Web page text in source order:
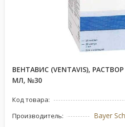
ВЕНТАВИС (VENTAVIS),
МЛ, №30
Код товара:
Производитель: Bayer